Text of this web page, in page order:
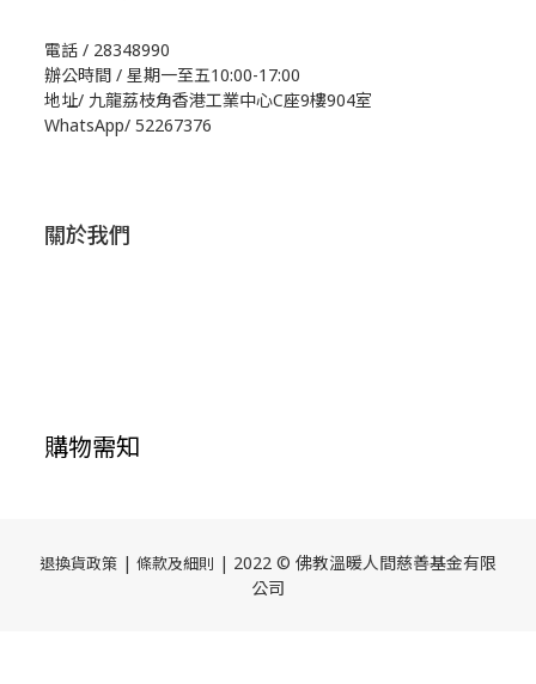
電話 / 28348990
辦公時間 / 星期一至五10:00-17:00
地址/ 九龍荔枝角香港工業中心C座9樓904室
WhatsApp/ 52267376
關於我們
購物需知
退換貨政策 | 條款及細則 | 2022 © 佛教溫暖人間慈善基金有限
公司